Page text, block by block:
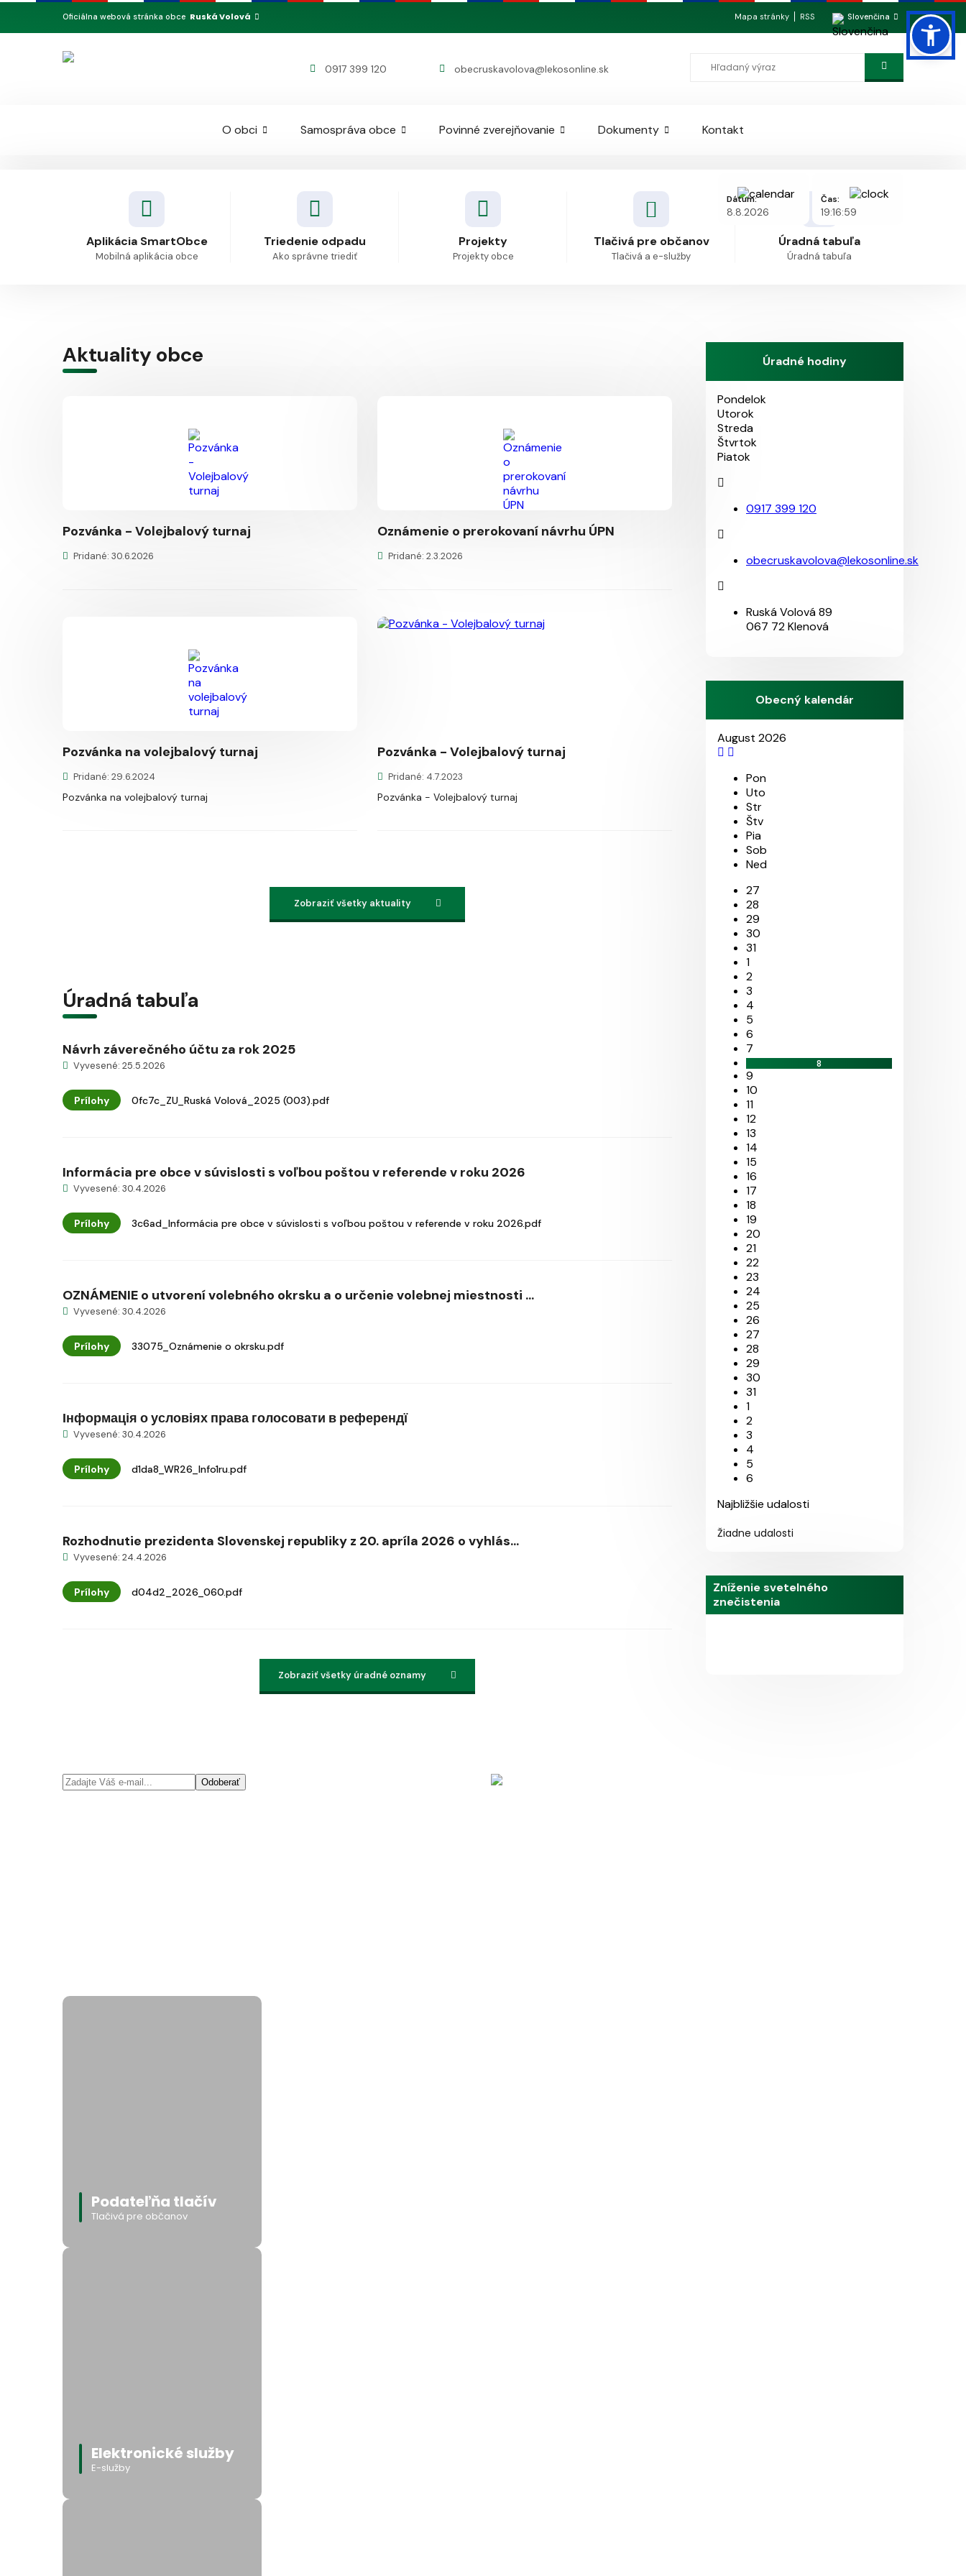
Oficiálna webová stránka obce Ruská Volová Mapa stránky RSS Slovenčina
0917 399 120 obecruskavolova@lekosonline.sk
O obci Samospráva obce Povinné zverejňovanie Dokumenty Kontakt
Dátum:
8.8.2026
Čas:
19:16:59
Aplikácia SmartObce
Mobilná aplikácia obce
Triedenie odpadu
Ako správne triediť
Projekty
Projekty obce
Tlačivá pre občanov
Tlačivá a e-služby
Úradná tabuľa
Úradná tabuľa
Aktuality obce
Pozvánka - Volejbalový turnaj
Pridané: 30.6.2026
Oznámenie o prerokovaní návrhu ÚPN
Pridané: 2.3.2026
Pozvánka na volejbalový turnaj
Pridané: 29.6.2024
Pozvánka na volejbalový turnaj
Pozvánka - Volejbalový turnaj
Pridané: 4.7.2023
Pozvánka - Volejbalový turnaj
Zobraziť všetky aktuality
Úradná tabuľa
Návrh záverečného účtu za rok 2025
Vyvesené: 25.5.2026
Prílohy 0fc7c_ZU_Ruská Volová_2025 (003).pdf
Informácia pre obce v súvislosti s voľbou poštou v referende v roku 2026
Vyvesené: 30.4.2026
Prílohy 3c6ad_Informácia pre obce v súvislosti s voľbou poštou v referende v roku 2026.pdf
OZNÁMENIE o utvorení volebného okrsku a o určenie volebnej miestnosti ...
Vyvesené: 30.4.2026
Prílohy 33075_Oznámenie o okrsku.pdf
Інформація о условіях права голосовати в референдї
Vyvesené: 30.4.2026
Prílohy d1da8_WR26_Info1ru.pdf
Rozhodnutie prezidenta Slovenskej republiky z 20. apríla 2026 o vyhlás...
Vyvesené: 24.4.2026
Prílohy d04d2_2026_060.pdf
Zobraziť všetky úradné oznamy
Úradné hodiny
Pondelok
Utorok
Streda
Štvrtok
Piatok
0917 399 120
obecruskavolova@lekosonline.sk
Ruská Volová 89
067 72 Klenová
Obecný kalendár
August 2026
Pon
Uto
Str
Štv
Pia
Sob
Ned
27
28
29
30
31
1
2
3
4
5
6
7
8
9
10
11
12
13
14
15
16
17
18
19
20
21
22
23
24
25
26
27
28
29
30
31
1
2
3
4
5
6
Najbližšie udalosti
Žiadne udalosti
Zníženie svetelného
znečistenia
Odoberať
Podateľňa tlačív
Tlačivá pre občanov
Elektronické služby
E-služby